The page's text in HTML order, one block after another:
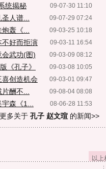
09-07-30 11:10
统揭秘
09-07-29 07:24
人谱...
09-03-25 10:18
轰《...
09-03-11 16:54
不好而拒演
09-03-09 08:12
武功(图)
09-03-08 10:05
《孔子》
09-03-01 09:47
喜创造机会
09-08-04 08:08
酬不...
08-06-28 11:53
森《1...
更多关于 孔子 赵文瑄 的新闻>>
以